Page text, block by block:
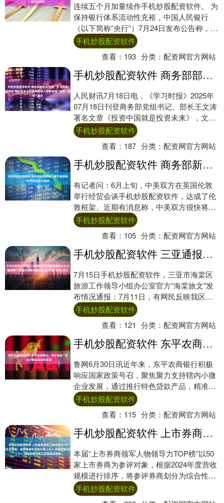
连续五个月加量续作手机炒股配资软件。 为
保持银行体系流动性充裕，中国人民银行
（以下简称“央行”）7月24日发布公告称，7
月25日央行将以固定数量、利率招标、多
重....
手机炒股配资软件
查看： 193 分类：配资网官方网站
手机炒股配资软件 商务部部长王文涛：扩大外资开放领域 落实制造业领域外资准入限制措施“清零”要求
人民财讯7月18日电，《学习时报》2025年
07月18日刊登商务部党组书记、部长王文涛
署名文章《投资中国就是投资未来》，文章
中提到，扩大外资开放领域。落实制造业....
手机炒股配资软件
查看： 187 分类：配资网官方网站
手机炒股配资软件 商务部新闻发言人就中美瑞典经贸会谈答记者问
有记者问：6月上旬，中美双方在英国伦敦
举行经贸会谈手机炒股配资软件，达成了伦
敦框架。近期有消息称，中美双方很快将举
行下一轮经贸会谈。请问商务部是否有最新
消息？ ....
手机炒股配资软件
查看： 105 分类：配资网官方网站
手机炒股配资软件 三亚通报游客因酒店客床护栏问题受伤：已组织游客和酒店协商_海棠_伤残_误工
7月15日手机炒股配资软件，三亚市海棠区
旅游工作领导小组办公室官方“海棠旅文”发
布情况通报：7月11日，有网民反映我区某
酒店因客床护栏问题导致住客受伤。我办第
一....
手机炒股配资软件
查看： 121 分类：配资网官方网站
手机炒股配资软件 东平农商银行：特色贷款“贷”动小微企业蓬勃发展
鲁网6月30日讯近年来，东平农商银行积极
响应国家政策号召，聚焦聚力支持辖内小微
企业发展，通过推行特色贷款产品，精准对
接小微企业需求，为其发展注入强劲金融动
力。截....
手机炒股配资软件
查看： 115 分类：配资网官方网站
手机炒股配资软件 上市券商领军人物领导力TOP榜丨行业数据评价全景图：西部证券齐冰总分第二十一 风险控制与员工回报排名居前
本届“上市券商领军人物领导力TOP榜”以50
家上市券商为参评对象，根据2024年度营收
规模进行排序，将参评券商划分为综合性券
商（1-10名）、行业特色发展券商（....
手机炒股配资软件